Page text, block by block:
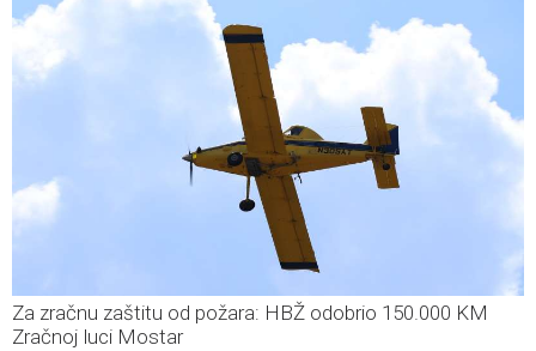
Za zračnu zaštitu od požara: HBŽ odobrio 150.000 KM
Zračnoj luci Mostar